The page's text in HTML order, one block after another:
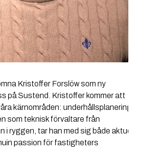
Kristoffer Forslöw som ny
på Sustend. Kristoffer kommer att
kärnområden: underhållsplanering.
som teknisk förvaltare från
i ryggen, tar han med sig både aktuell
passion för fastigheters